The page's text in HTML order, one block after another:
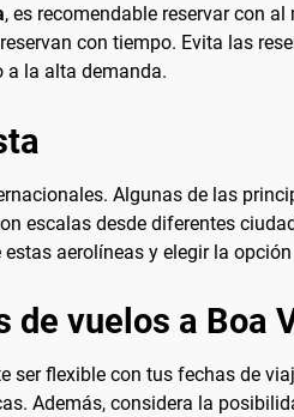
, es recomendable reservar con
con tiempo. Evita las
a la alta demanda.
Algunas de las
escalas desde diferentes
aerolíneas y elegir la
de vuelos a Boa
ser flexible con tus fechas de
Además, considera la